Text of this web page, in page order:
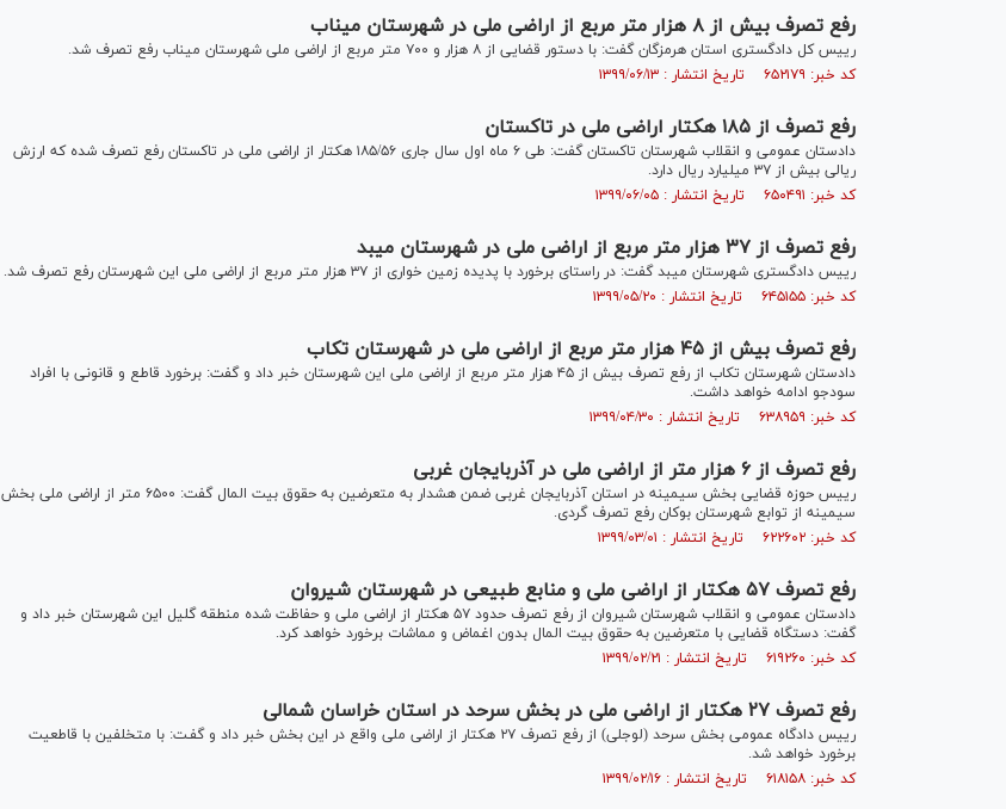
رفع تصرف بیش از ۸ هزار متر مربع از اراضی ملی در شهرستان میناب
رییس کل دادگستری استان هرمزگان گفت: با دستور قضایی از ۸ هزار و ۷۰۰ متر مربع از اراضی ملی شهرستان میناب رفع تصرف شد.
کد خبر: ۶۵۲۱۷۹ تاریخ انتشار : ۱۳۹۹/۰۶/۱۳
رفع تصرف از ۱۸۵ هکتار اراضی ملی در تاکستان
دادستان عمومی و انقلاب شهرستان تاکستان گفت: طی ۶ ماه اول سال جاری ۱۸۵/۵۶ هکتار از اراضی ملی در تاکستان رفع تصرف شده که ارزش
ریالی بیش از ۳۷ میلیارد ریال دارد.
کد خبر: ۶۵۰۴۹۱ تاریخ انتشار : ۱۳۹۹/۰۶/۰۵
رفع تصرف از ۳۷ هزار متر مربع از اراضی ملی در شهرستان میبد
رییس دادگستری شهرستان میبد گفت: در راستای برخورد با پدیده زمین خواری از ۳۷ هزار متر مربع از اراضی ملی این شهرستان رفع تصرف شد.
کد خبر: ۶۴۵۱۵۵ تاریخ انتشار : ۱۳۹۹/۰۵/۲۰
رفع تصرف بیش از ۴۵ هزار متر مربع از اراضی ملی در شهرستان تکاب
دادستان شهرستان تکاب از رفع تصرف بیش از ۴۵ هزار متر مربع از اراضی ملی این شهرستان خبر داد و گفت: برخورد قاطع و قانونی با افراد
سودجو ادامه خواهد داشت.
کد خبر: ۶۳۸۹۵۹ تاریخ انتشار : ۱۳۹۹/۰۴/۳۰
رفع تصرف از ۶ هزار متر از اراضی ملی در آذربایجان غربی
رییس حوزه قضایی بخش سیمینه در استان آذربایجان غربی ضمن هشدار به متعرضین به حقوق بیت المال گفت: ۶۵۰۰ متر از اراضی ملی بخش
سیمینه از توابع شهرستان بوکان رفع تصرف گردی.
کد خبر: ۶۲۲۶۰۲ تاریخ انتشار : ۱۳۹۹/۰۳/۰۱
رفع تصرف ۵۷ هکتار از اراضی ملی و منابع طبیعی در شهرستان شیروان
دادستان عمومی و انقلاب شهرستان شیروان از رفع تصرف حدود ۵۷ هکتار از اراضی ملی و حفاظت شده منطقه گلیل این شهرستان خبر داد و
گفت: دستگاه قضایی با متعرضین به حقوق بیت المال بدون اغماض و مماشات برخورد خواهد کرد.
کد خبر: ۶۱۹۲۶۰ تاریخ انتشار : ۱۳۹۹/۰۲/۲۱
رفع تصرف ۲۷ هکتار از اراضی ملی در بخش سرحد در استان خراسان شمالی
رییس دادگاه عمومی بخش سرحد (لوجلی) از رفع تصرف ۲۷ هکتار از اراضی ملی واقع در این بخش خبر داد و گفـت: با متخلفین با قاطعیت
برخورد خواهد شد.
کد خبر: ۶۱۸۱۵۸ تاریخ انتشار : ۱۳۹۹/۰۲/۱۶